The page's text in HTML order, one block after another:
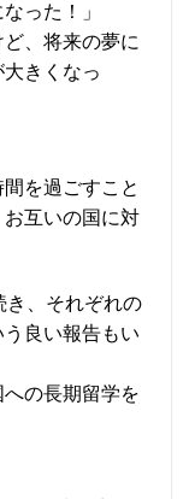
った！」
ど、将来の夢に
きくなっ
を過ごすこと
互いの国に対
き、それぞれの
良い報告もい
の長期留学を